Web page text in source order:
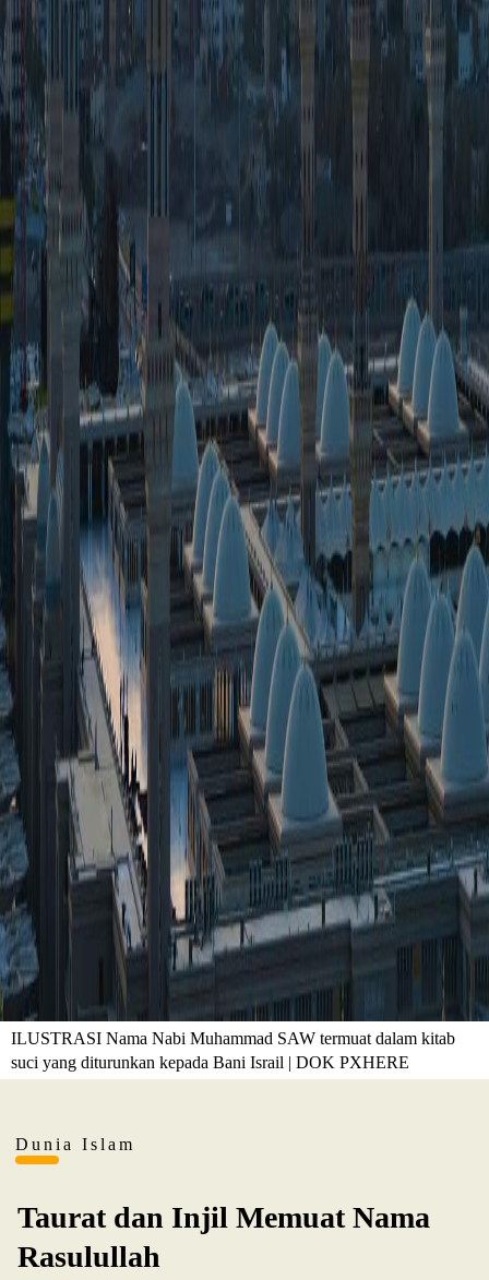
ILUSTRASI Nama Nabi Muhammad SAW termuat dalam kitab
suci yang diturunkan kepada Bani Israil | DOK PXHERE
Dunia Islam
Taurat dan Injil Memuat Nama
Rasulullah